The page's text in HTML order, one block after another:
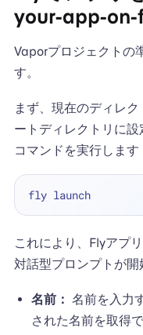
your-app-
Vaporプロジェクトの
す。
まず、現在のディレ
ートディレクトリに
コマンドを実行します
これにより、Flyアプ
対話型プロンプトが開
名前： 名前を入力
された名前を取得で